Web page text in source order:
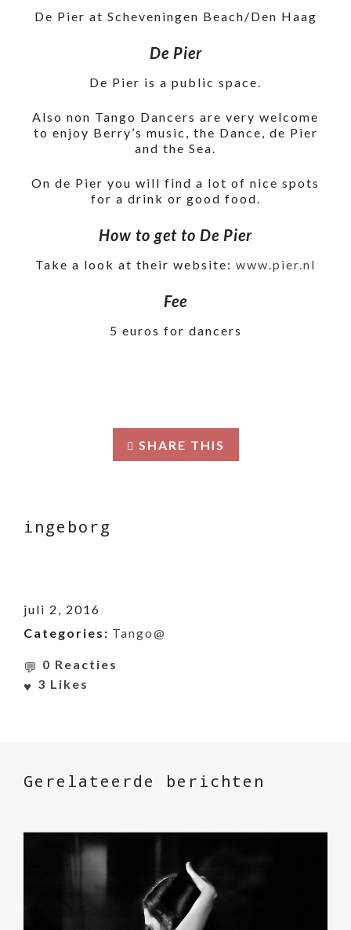
De Pier at Scheveningen Beach/Den Haag
De Pier
De Pier is a public space.
Also non Tango Dancers are very welcome
to enjoy Berry’s music, the Dance, de Pier
and the Sea.
On de Pier you will find a lot of nice spots
for a drink or good food.
How to get to De Pier
Take a look at their website: www.pier.nl
Fee
5 euros for dancers
SHARE THIS
ingeborg
juli 2, 2016
Categories: Tango@
0 Reacties
3 Likes
Gerelateerde berichten